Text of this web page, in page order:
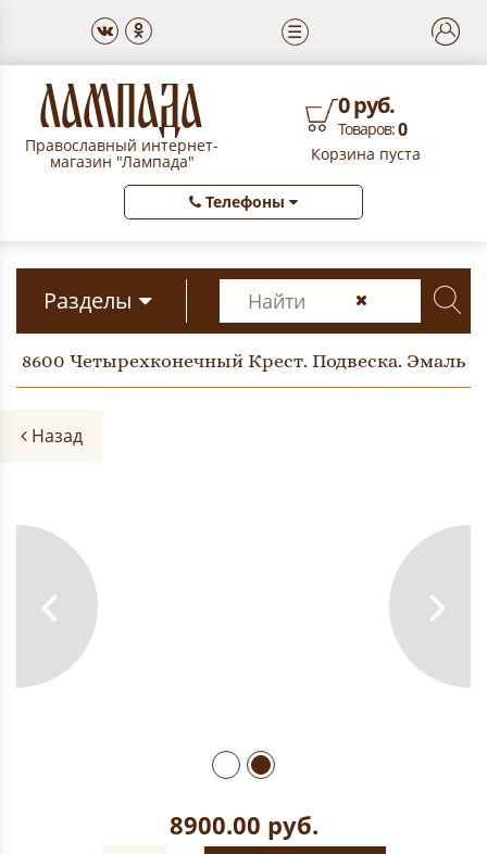
☰
Православный интернет-
магазин "Лампада"
0 руб.
Товаров:0
Корзина пуста
Телефоны
Разделы
8600 Четырехконечный Крест. Подвеска. Эмаль
Назад
8900.00 руб.